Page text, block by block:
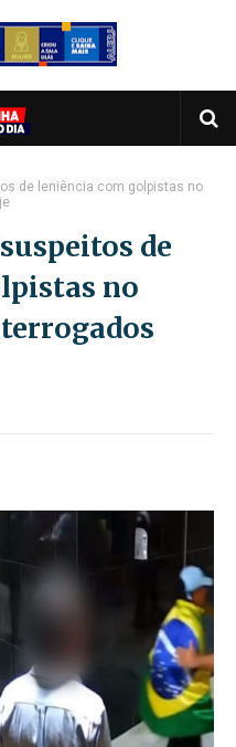
de leniência com golpistas no
de
no